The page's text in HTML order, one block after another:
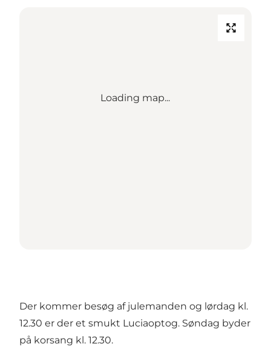
Loading map...
Der kommer besøg af julemanden og lørdag kl.
12.30 er der et smukt Luciaoptog. Søndag byder
på korsang kl. 12.30.